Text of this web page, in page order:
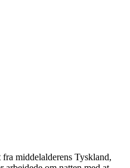
middelalderens Tyskland,